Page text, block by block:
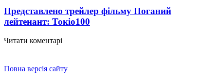
Представлено трейлер фільму Поганий
лейтенант: Токіо100
Читати коментарі
Повна версія сайту